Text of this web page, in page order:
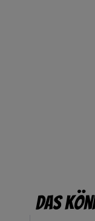
Das